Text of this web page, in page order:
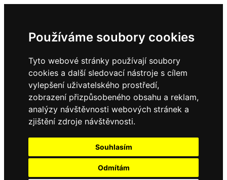
Používáme soubory cookies
Tyto webové stránky používají soubory
cookies a další sledovací nástroje s cílem
vylepšení uživatelského prostředí,
zobrazení přizpůsobeného obsahu a reklam,
analýzy návštěvnosti webových stránek a
zjištění zdroje návštěvnosti.
Souhlasím
Odmítám